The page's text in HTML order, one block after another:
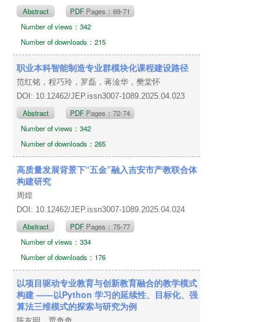
Abstract PDF Pages：69-71
Number of views：342
Number of downloads：215
职业本科智能制造专业群模块化课程建设路径
范红铭，程巧玲，罗磊，蒋淦华，樊棠怀
DOI: 10.12462/JEP.issn3007-1089.2025.04.023
Abstract PDF Pages：72-74
Number of views：342
Number of downloads：265
高质量发展背景下“五金”融入吉安市产教联合体
构建研究
周煌
DOI: 10.12462/JEP.issn3007-1089.2025.04.024
Abstract PDF Pages：75-77
Number of views：334
Number of downloads：176
以项目驱动专业教育与创新教育融合的教学模式
构建 ——以Python 学习的延续性、目标化、强
算法三维模式的探索与研究为例